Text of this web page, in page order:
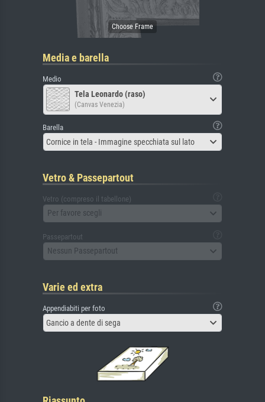
Media e barella
Medio
Tela Leonardo (raso)
(Canvas Venezia)
Barella
Cornice in tela - Immagine specchiata sul lato
Vetro & Passepartout
Vetro (compreso il tabellone)
Per favore scegli
Passepartout
Nessun Passepartout
Varie ed extra
Appendiabiti per foto
Gancio a dente di sega